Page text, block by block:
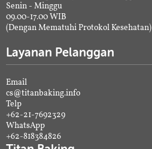
Senin - Minggu
09.00-17.00 WIB
(Dengan Mematuhi Protokol Kesehatan)
Layanan Pelanggan
Email
cs@titanbaking.info
Telp
+62-21-7692329
WhatsApp
+62-818384826